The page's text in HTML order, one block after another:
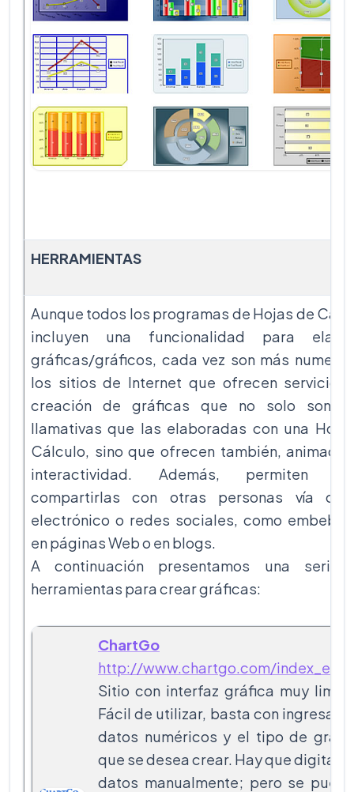
HERRAMIENTAS
Aunque todos los programas de Hojas de
incluyen una funcionalidad para
gráficas/gráficos, cada vez son más
los sitios de Internet que ofrecen servicios
creación de gráficas que no solo son
llamativas que las elaboradas con una Hoja
Cálculo, sino que ofrecen también,
interactividad. Además, permiten
compartirlas con otras personas vía
electrónico o redes sociales, como
en páginas Web o en blogs.
A continuación presentamos una serie
herramientas para crear gráficas:
ChartGo
http://www.chartgo.com/
Sitio con interfaz gráfica muy
Fácil de utilizar, basta con ingresar
datos numéricos y el tipo de
que se desea crear. Hay que digitar
datos manualmente; pero se